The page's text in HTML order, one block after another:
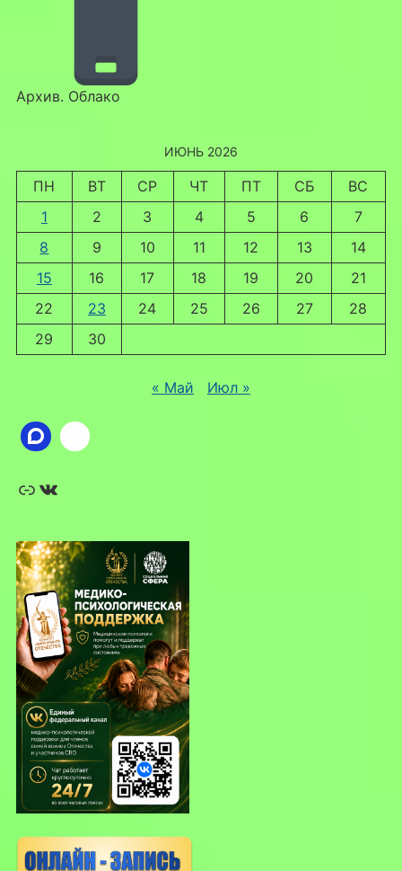
Архив. Облако
ИЮНЬ 2026
ПН ВТ СР ЧТ ПТ СБ
ВС
1
2 3 4 5 6
7
8
9 10 11 12 13
14
15
16 17 18 19 20
21
22
23 24 25 26 27
28
29
30
« Май Июл »
Ссылка